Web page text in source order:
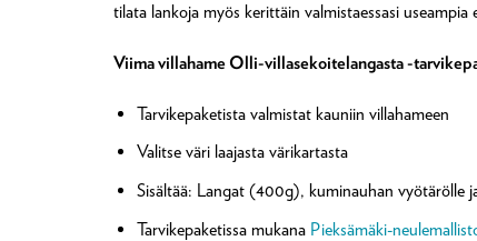
tilata lankoja myös kerittäin valmistaessasi useampia
Viima villahame Olli-villasekoitelangasta -
Tarvikepaketista valmistat kauniin villahameen
Valitse väri laajasta värikartasta
Sisältää: Langat (400g), kuminauhan vyötärölle
Tarvikepaketissa mukana Pieksämäki-